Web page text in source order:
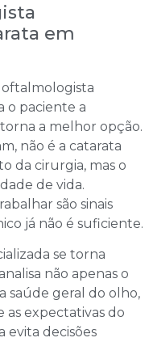
em
o paciente a
a melhor opção.
não é a catarata
da cirurgia, mas o
de vida.
são sinais
já não é suficiente.
se torna
não apenas o
saúde geral do olho,
as expectativas do
evita decisões